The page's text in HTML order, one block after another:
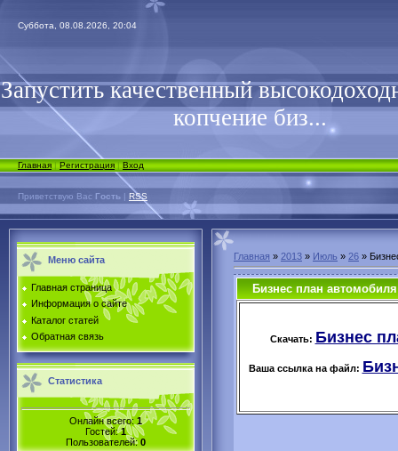
Суббота, 08.08.2026, 20:04
Запустить качественный
копчение биз...
Главная|Регистрация|Вход
Приветствую Вас Гость | RSS
Меню сайта
Главная страница
Информация о сайте
Каталог статей
Обратная связь
Статистика
Онлайн всего: 1
Гостей:1
Пользователей:0
Главная » 2013 » Июль » 26 »
Бизнес план автомобиля
Скачать: Бизнес
Ваша ссылка на файл: